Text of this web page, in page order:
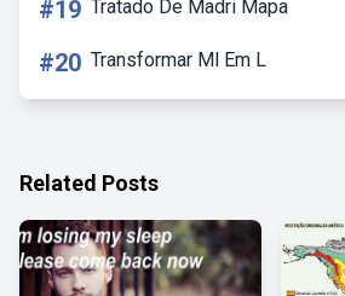
#19 Tratado De Madri Mapa
#20 Transformar Ml Em L
Related Posts